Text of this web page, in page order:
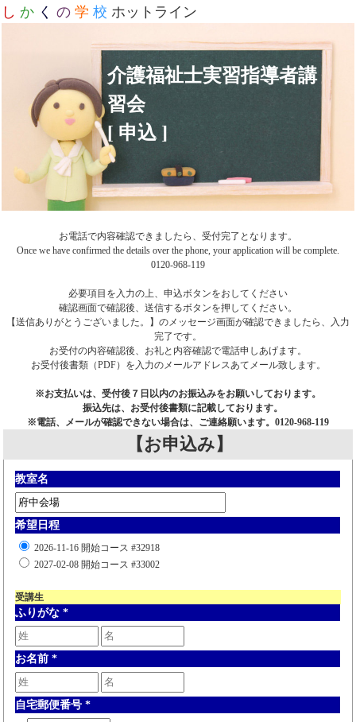
し か く の 学 校 ホットライン
介護福祉士実習指導者講
習会
[ 申込 ]
お電話で内容確認できましたら、受付完了となります。
Once we have confirmed the details over the phone, your application will be complete.
0120-968-119
必要項目を入力の上、申込ボタンをおしてください
確認画面で確認後、送信するボタンを押してください。
【送信ありがとうございました。】のメッセージ画面が確認できましたら、入力
完了です。
お受付の内容確認後、お礼と内容確認で電話申しあげます。
お受付後書類（PDF）を入力のメールアドレスあてメール致します。
※お支払いは、受付後７日以内のお振込みをお願いしております。
振込先は、お受付後書類に記載しております。
※電話、メールが確認できない場合は、ご連絡願います。0120-968-119
【お申込み】
教室名
希望日程
2026-11-16 開始コース #32918
2027-02-08 開始コース #33002
受講生
ふりがな *
お名前 *
自宅郵便番号 *